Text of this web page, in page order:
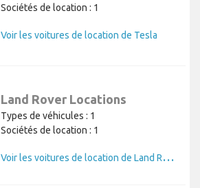
Sociétés de location : 1
Voir les voitures de location de Tesla
Land Rover Locations
Types de véhicules : 1
Sociétés de location : 1
V
oir les voitures de location de Land Rover